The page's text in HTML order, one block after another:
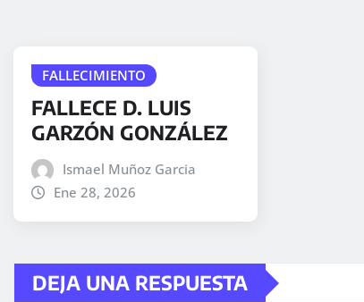
FALLECIMIENTO
FALLECE D. LUIS
GARZÓN GONZÁLEZ
Ismael Muñoz Garcia
Ene 28, 2026
DEJA UNA RESPUESTA